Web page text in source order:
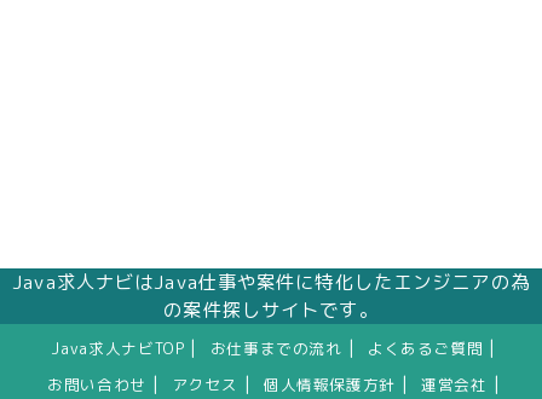
Java求人ナビはJava仕事や案件に特化したエンジニアの為
の案件探しサイトです。
Java求人ナビTOP お仕事までの流れ よくあるご質問
お問い合わせ アクセス 個人情報保護方針 運営会社